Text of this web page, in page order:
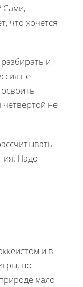
Сами,
что хочется
и
не
четвертой не
Надо
и в
но
мало